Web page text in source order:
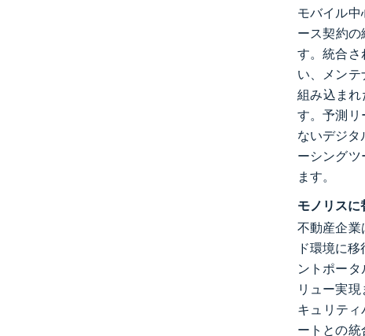
モバイル中
ース契約の
す。統合さ
い、メン
組み込まれ
す。予測リ
ないデジタ
ーシング
ます。
モノリスに
不動産企業
ド環境に
ントポー
リュー実
キュリテ
ートとの